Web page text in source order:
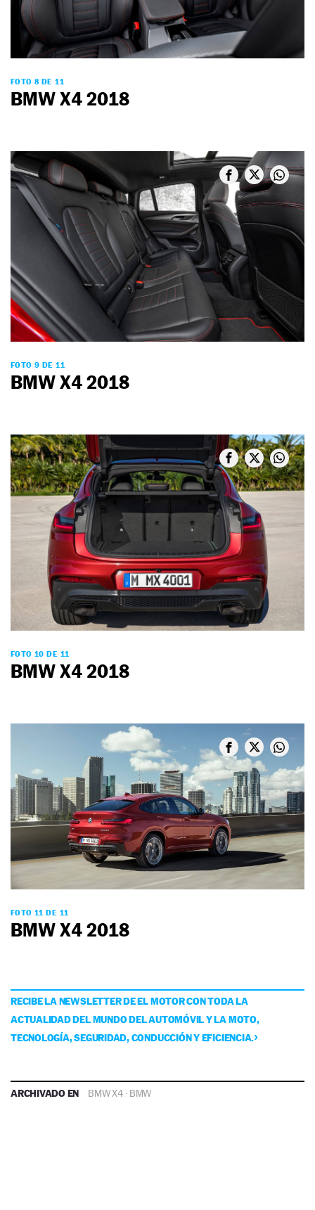
FOTO 8 DE 11
BMW X4 2018
FOTO 9 DE 11
BMW X4 2018
FOTO 10 DE 11
BMW X4 2018
FOTO 11 DE 11
BMW X4 2018
RECIBE LA NEWSLETTER DE EL MOTOR CON TODA LA
ACTUALIDAD DEL MUNDO DEL AUTOMÓVIL Y LA MOTO,
TECNOLOGÍA, SEGURIDAD, CONDUCCIÓN Y EFICIENCIA.
ARCHIVADO EN BMW X4 · BMW